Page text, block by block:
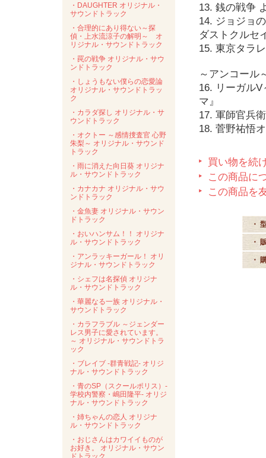
・DAUGHTER オリジナル・
サウンドトラック
・合理的にあり得ない～探
偵・上水流涼子の解明～ オ
リジナル・サウンドトラック
・罠の戦争 オリジナル・サウ
ンドトラック
・しょうもない僕らの恋愛論
オリジナル・サウンドトラッ
ク
・カラダ探し オリジナル・サ
ウンドトラック
・オクトー ～感情捜査官 心野
朱梨～ オリジナル・サウンド
トラック
・雨に消えた向日葵 オリジナ
ル・サウンドトラック
・カナカナ オリジナル・サウ
ンドトラック
・金魚妻 オリジナル・サウン
ドトラック
・おいハンサム！！ オリジナ
ル・サウンドトラック
・アンラッキーガール！ オリ
ジナル・サウンドトラック
・シェフは名探偵 オリジナ
ル・サウンドトラック
・華麗なる一族 オリジナル・
サウンドトラック
・カラフラブル ～ジェンダー
レス男子に愛されています。
～ オリジナル・サウンドトラ
ック
・ブレイブ -群青戦記- オリジ
ナル・サウンドトラック
・青のSP（スクールポリス）-
学校内警察・嶋田隆平- オリジ
ナル・サウンドトラック
・姉ちゃんの恋人 オリジナ
ル・サウンドトラック
・おじさんはカワイイものが
お好き。 オリジナル・サウン
ドトラック
13. 銭の戦争
14. ジョジョ
ダストクルセ
15. 東京タラ
～アンコール
16. リーガル
マ』
17. 軍師官兵
18. 菅野祐悟
買い物を続
この商品に
この商品を
・
・
・